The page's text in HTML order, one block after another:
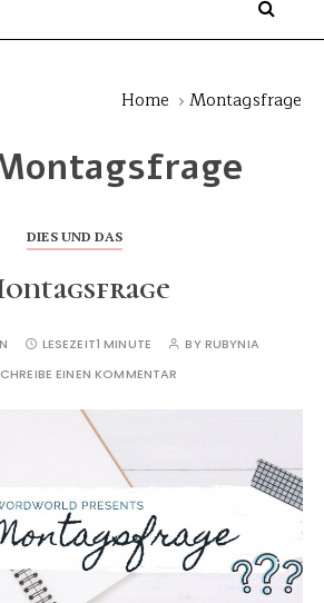
Home Montagsfrage
DIES UND DAS
LESEZEIT1 MINUTE BYRUBYNIA
EINEN KOMMENTAR